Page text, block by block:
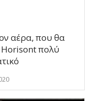
αέρα, που θα
Horisont πολύ